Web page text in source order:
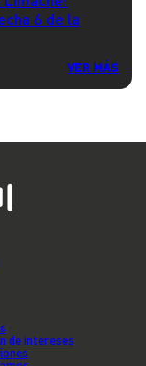
6 de la
VER MÁS
de intereses